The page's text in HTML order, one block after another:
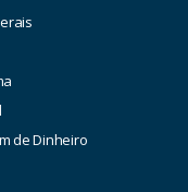
de Dinheiro